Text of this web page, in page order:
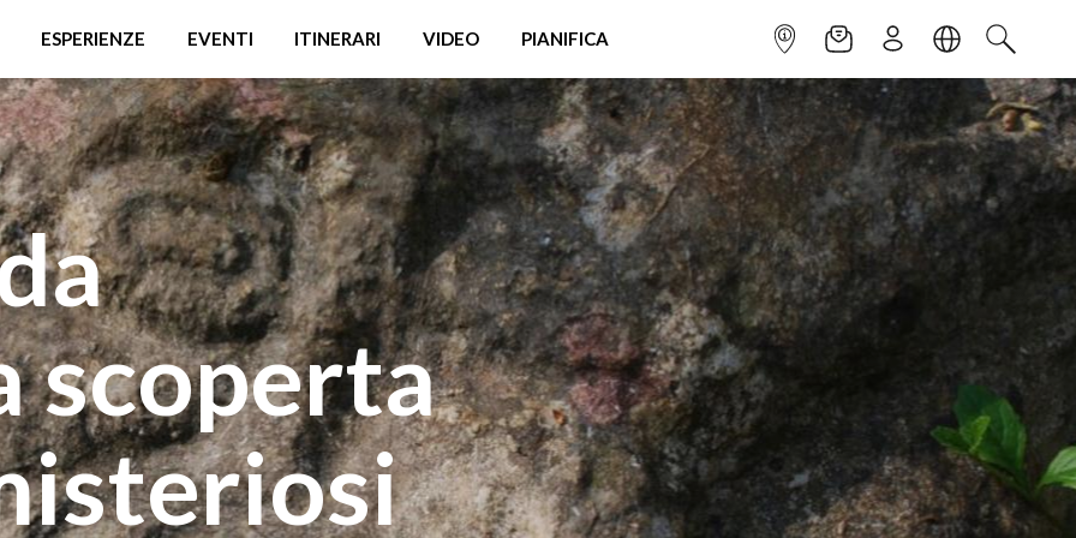
ESPERIENZE EVENTI ITINERARI VIDEO PIANIFICA INFOPOINTNEWSLETTER
ISCRIVITILINGUACERCA
scoperta